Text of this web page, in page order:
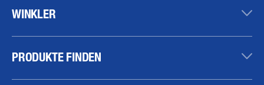
WINKLER
PRODUKTE FINDEN